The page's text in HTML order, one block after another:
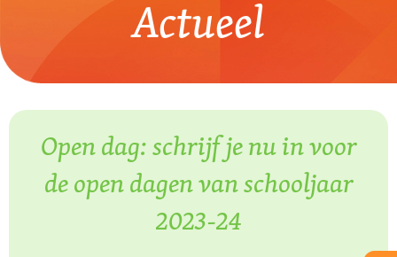
Actueel
Open dag: schrijf je nu in voor
de open dagen van schooljaar
2023-24